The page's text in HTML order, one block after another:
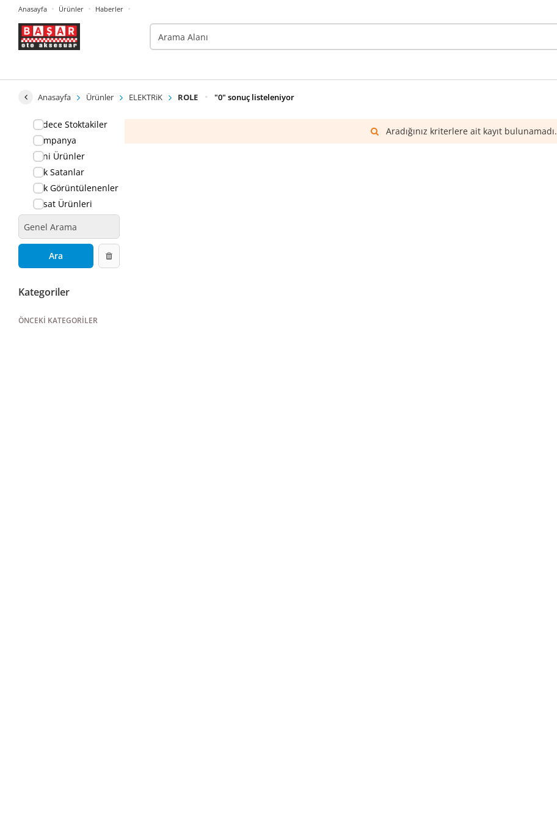
Anasayfa Ürünler Haberler
Anasayfa Ürünler ELEKTRiK ROLE "0" sonuç listeleniyor
Sadece Stoktakiler
Kampanya
Yeni Ürünler
Çok Satanlar
Çok Görüntülenenler
Fırsat Ürünleri
Ara
Kategoriler
ÖNCEKI KATEGORILER
Aradığınız kriterlere ait kayıt bulunamadı.